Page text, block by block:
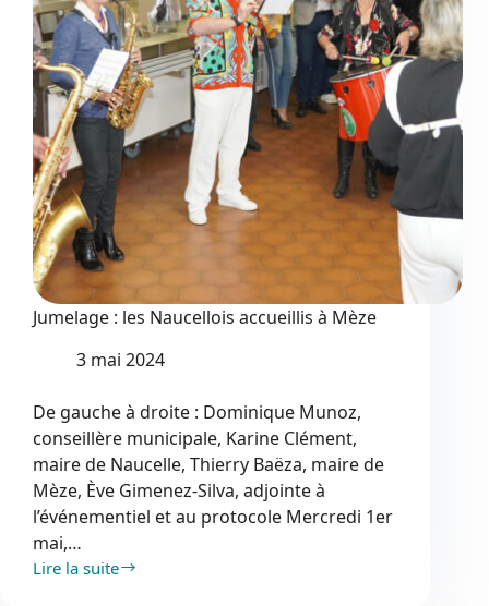
Jumelage : les Naucellois accueillis à Mèze
3 mai 2024
De gauche à droite : Dominique Munoz,
conseillère municipale, Karine Clément,
maire de Naucelle, Thierry Baëza, maire de
Mèze, Ève Gimenez-Silva, adjointe à
l’événementiel et au protocole Mercredi 1er
mai,…
Lire la suite
Jumelage